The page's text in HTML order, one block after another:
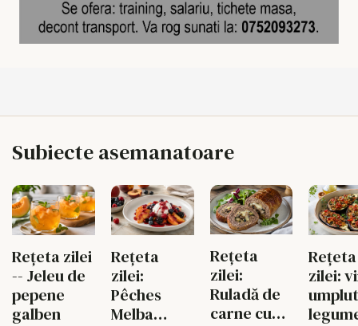
Subiecte asemanatoare
Rețeta zilei
-- Jeleu de
pepene
galben
Rețeta
zilei:
Pêches
Melba
Rețeta
zilei:
Ruladă de
carne cu
Rețeta
zilei: